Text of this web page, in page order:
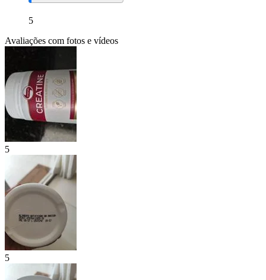
5
Avaliações com fotos e vídeos
5
5